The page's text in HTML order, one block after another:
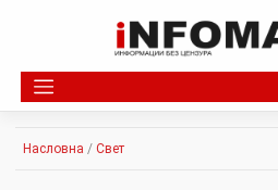
Насловна / Свет